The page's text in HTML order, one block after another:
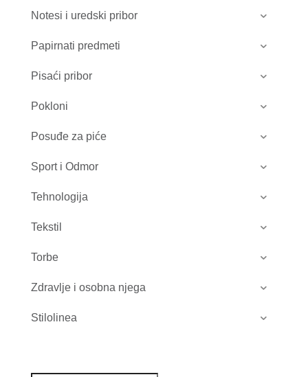
Notesi i uredski pribor
Papirnati predmeti
Pisaći pribor
Pokloni
Posuđe za piće
Sport i Odmor
Tehnologija
Tekstil
Torbe
Zdravlje i osobna njega
Stilolinea